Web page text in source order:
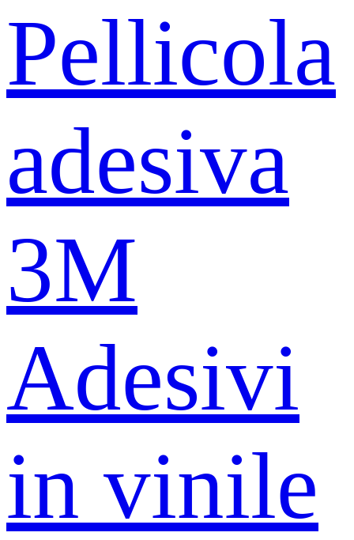
Pellicola
adesiva
3M
Adesivi
in ​​vinile